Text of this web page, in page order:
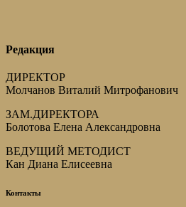
Редакция
ДИРЕКТОР
Молчанов Виталий Митрофанович
ЗАМ.ДИРЕКТОРА
Болотова Елена Александровна
ВЕДУЩИЙ МЕТОДИСТ
Кан Диана Елисеевна
Контакты